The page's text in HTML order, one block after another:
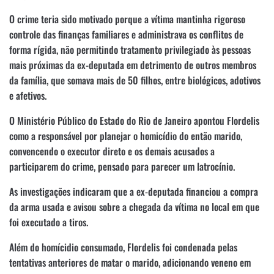
O crime teria sido motivado porque a vítima mantinha rigoroso
controle das finanças familiares e administrava os conflitos de
forma rígida, não permitindo tratamento privilegiado às pessoas
mais próximas da ex-deputada em detrimento de outros membros
da família, que somava mais de 50 filhos, entre biológicos, adotivos
e afetivos.
O Ministério Público do Estado do Rio de Janeiro apontou Flordelis
como a responsável por planejar o homicídio do então marido,
convencendo o executor direto e os demais acusados a
participarem do crime, pensado para parecer um latrocínio.
As investigações indicaram que a ex-deputada financiou a compra
da arma usada e avisou sobre a chegada da vítima no local em que
foi executado a tiros.
Além do homícidio consumado, Flordelis foi condenada pelas
tentativas anteriores de matar o marido, adicionando veneno em